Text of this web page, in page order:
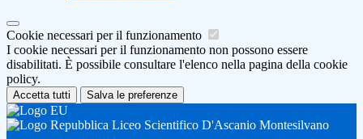
Cookie necessari per il funzionamento
I cookie necessari per il funzionamento non possono essere
disabilitati. È possibile consultare l'elenco nella pagina della cookie
policy.
Accetta tutti Salva le preferenze
Liceo Scientifico D'Ascanio Montesilvano